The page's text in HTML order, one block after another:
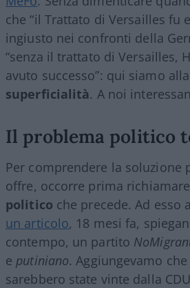
che “il Trattato di Versailles fu
ingiusto nei confronti della
“senza il trattato di Versailles,
avuto successo”: qui siamo alla
superficialità. A noi
Il problema politico
Per comprendere la soluzione
offre, occorre prima
politico che precede. Ad esso
un articolo, 18 mesi fa,
contempo, un partito
e putiniano. Aggiungevamo
sarebbero state vinte dalla